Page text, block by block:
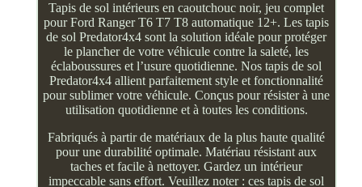
Tapis de sol intérieurs en caoutchouc noir, jeu complet
pour Ford Ranger T6 T7 T8 automatique 12+. Les tapis
de sol Predator4x4 sont la solution idéale pour protéger
le plancher de votre véhicule contre la saleté, les
éclaboussures et l’usure quotidienne. Nos tapis de sol
Predator4x4 allient parfaitement style et fonctionnalité
pour sublimer votre véhicule. Conçus pour résister à une
utilisation quotidienne et à toutes les conditions.
Fabriqués à partir de matériaux de la plus haute qualité
pour une durabilité optimale. Matériau résistant aux
taches et facile à nettoyer. Gardez un intérieur
impeccable sans effort. Veuillez noter : ces tapis de sol